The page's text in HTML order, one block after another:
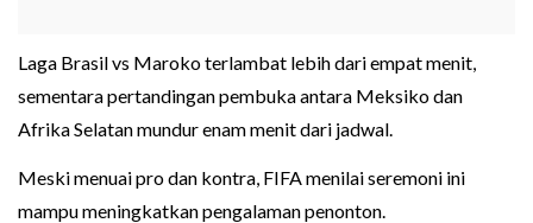
Laga Brasil vs Maroko terlambat lebih dari empat menit,
sementara pertandingan pembuka antara Meksiko dan
Afrika Selatan mundur enam menit dari jadwal.
Meski menuai pro dan kontra, FIFA menilai seremoni ini
mampu meningkatkan pengalaman penonton.